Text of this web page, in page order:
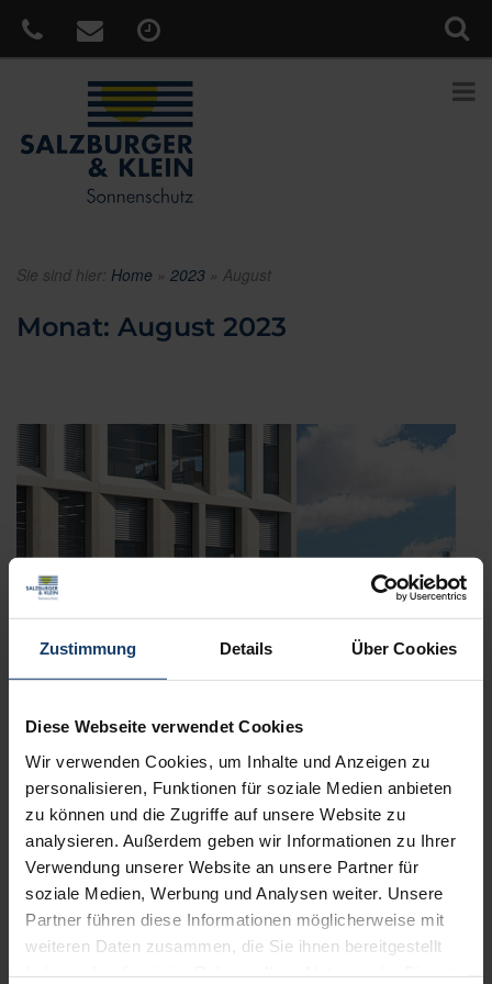
Zustimmung Details Über Cookies
Diese Webseite verwendet Cookies
Wir verwenden Cookies, um Inhalte und Anzeigen zu
personalisieren, Funktionen für soziale Medien anbieten
zu können und die Zugriffe auf unsere Website zu
analysieren. Außerdem geben wir Informationen zu Ihrer
Verwendung unserer Website an unsere Partner für
soziale Medien, Werbung und Analysen weiter. Unsere
Partner führen diese Informationen möglicherweise mit
weiteren Daten zusammen, die Sie ihnen bereitgestellt
Sie sind hier: Home » 2023 » August
Monat: August 2023
WAREMA Windra Flachlamelle:
Windstabilität hat einen Namen
Veröffentlicht
1. August 2023
Sie wohnen in einer windexponierten Lage und möchten trotzdem